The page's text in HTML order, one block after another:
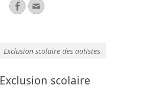
FacebookAdresse
de
Exclusion scolaire des autistes
Exclusion scolaire